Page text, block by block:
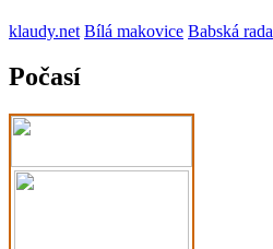
klaudy.net Bílá makovice Babská rada
Počasí